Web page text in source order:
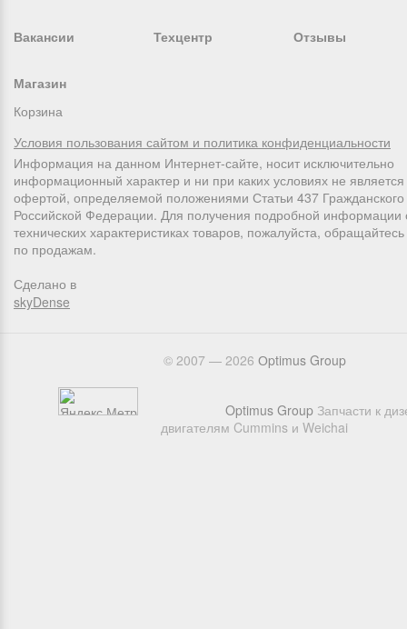
Вакансии Техцентр Отзывы
Магазин
Корзина
Условия пользования сайтом и политика конфиденциальности
Информация на данном Интернет-сайте, носит исключительно
информационный характер и ни при каких условиях не
офертой, определяемой положениями Статьи 437 Гражданского
Российской Федерации. Для получения подробной информации
технических характеристиках товаров, пожалуйста,
по продажам.
Сделано в
skyDense
© 2007 — 2026 Оptimus Group
Optimus Group Запчасти к
двигателям Cummins и Weichai